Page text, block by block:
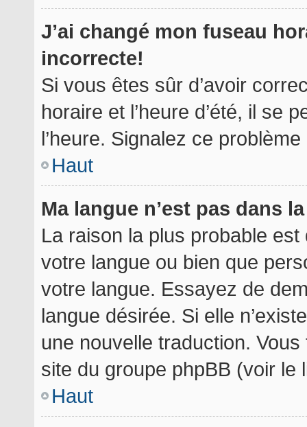
J’ai changé mon fuseau
incorrecte!
Si vous êtes sûr d’avoir
horaire et l’heure d’été, il se
l’heure. Signalez ce problème
Haut
Ma langue n’est pas dans
La raison la plus probable est
votre langue ou bien que
votre langue. Essayez de
langue désirée. Si elle
une nouvelle traduction.
site du groupe phpBB (voir le
Haut